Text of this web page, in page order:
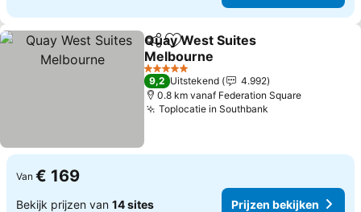
DelenToevoegen aan favorieten
Quay West Suites
Melbourne
Prijzen bekijken
5 Sterren
9,2 Uitstekend
4.992
0.8 km vanaf Federation Square
Toplocatie in Southbank
Van € 169
Bekijk prijzen van 14 sites Prijzen bekijken